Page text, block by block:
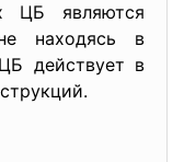
ЦБ являются
находясь в
действует в